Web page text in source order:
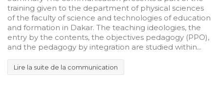
training given to the department of physical sciences
of the faculty of science and technologies of education
and formation in Dakar. The teaching ideologies, the
entry by the contents, the objectives pedagogy (PPO),
and the pedagogy by integration are studied within...
Lire la suite de la communication